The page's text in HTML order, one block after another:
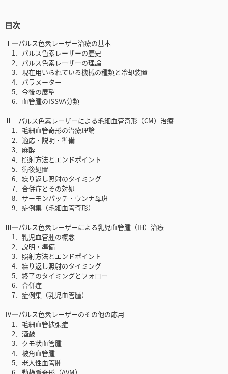
目次
Ⅰ─パルス色素レーザー治療の基本
1．パルス色素レーザーの歴史
2．パルス色素レーザーの理論
3．現在用いられている機械の種類と冷却装置
4．パラメーター
5．今後の展望
6．血管腫のISSVA分類
Ⅱ─パルス色素レーザーによる毛細血管奇形（CM）治療
1．毛細血管奇形の治療理論
2．適応・説明・準備
3．麻酔
4．照射方法とエンドポイント
5．術後処置
6．繰り返し照射のタイミング
7．合併症とその対処
8．サーモンパッチ・ウンナ母斑
9．症例集（毛細血管奇形）
Ⅲ─パルス色素レーザーによる乳児血管腫（IH）治療
1．乳児血管腫の概念
2．説明・準備
3．照射方法とエンドポイント
4．繰り返し照射のタイミング
5．終了のタイミングとフォロー
6．合併症
7．症例集（乳児血管腫）
Ⅳ─パルス色素レーザーのその他の応用
1．毛細血管拡張症
2．酒皶
3．クモ状血管腫
4．被角血管腫
5．老人性血管腫